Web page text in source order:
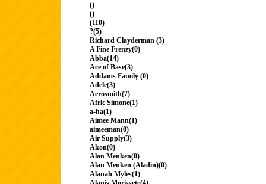
()
()
(110)
?(5)
Richard Clayderman (3)
A Fine Frenzy(0)
Abba(14)
Ace of Base(3)
Addams Family (0)
Adele(3)
Aerosmith(7)
Afric Simone(1)
a-ha(1)
Aimee Mann(1)
aimeeman(0)
Air Supply(3)
Akon(0)
Alan Menken(0)
Alan Menken (Aladin)(0)
Alanah Myles(1)